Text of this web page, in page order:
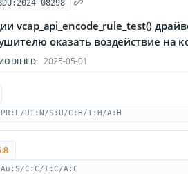
08298
vcap_api_encode_rule_test()
оказать воздействие на
2025-05-01
UI:N/S:U/C:H/I:H/A:H
C:C/I:C/A:C